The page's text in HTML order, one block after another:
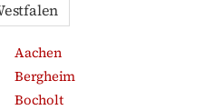
Aachen
Bergheim
Bocholt